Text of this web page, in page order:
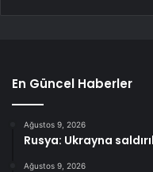
En Güncel Haberler
Ağustos 9, 2026
Rusya: Ukrayna
Ağustos 9, 2026